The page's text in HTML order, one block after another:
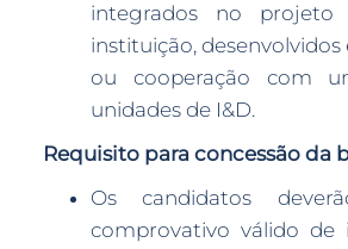
integrados no projeto
instituição, desenvolvidos
ou cooperação com
unidades de I&D.
Requisito para concessão da
Os candidatos
comprovativo válido de